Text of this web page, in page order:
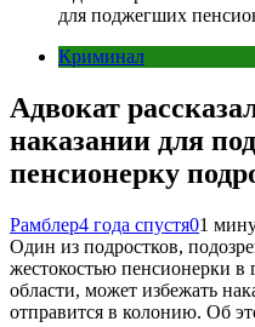
для поджегших
Криминал
Адвокат
наказании для
пенсионерку
Рамблер4 года спустя01
Один из подростков,
жестокостью пенсионерки в
области, может избежать
отправится в колонию. Об